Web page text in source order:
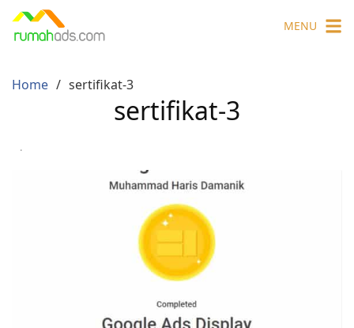
Skip
MENU
Home sertifikat-3
sertifikat-3
·